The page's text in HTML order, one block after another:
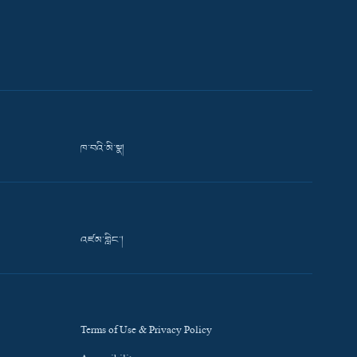
ཁ་བའི་མི་སྣ།
འཛམ་གླིང་།
Terms of Use & Privacy Policy